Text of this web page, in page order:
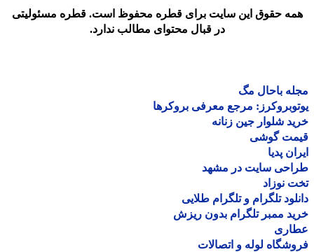
حقوق این سایت برای قطره محفوظ است. قطره مسئولیتی
در قبال محتوای مطالب ندارد.
باحال مگ
مرجع معرفی بروکرها
شلوار جین زنانه
گوشی
پدیا
سایت در مشهد
نوزاد
تلگرام و تلگرام طلایی
ممبر تلگرام بدون ریزش
لوله و اتصالات